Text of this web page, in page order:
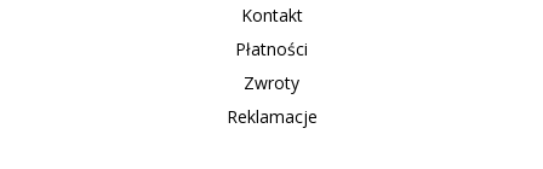
Kontakt
Płatności
Zwroty
Reklamacje